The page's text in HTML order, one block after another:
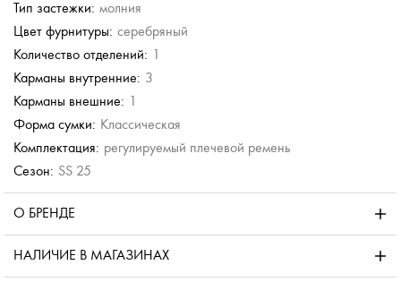
Тип застежки: молния
Цвет фурнитуры: серебряный
Количество отделений: 1
Карманы внутренние: 3
Карманы внешние: 1
Форма сумки: Классическая
Комплектация: регулируемый плечевой ремень
Сезон: SS 25
О БРЕНДЕ
НАЛИЧИЕ В МАГАЗИНАХ